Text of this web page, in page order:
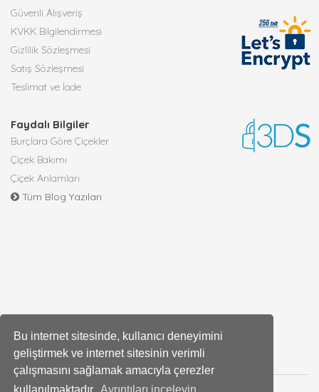
Bu internet sitesinde, kullanıcı deneyimini
geliştirmek ve internet sitesinin verimli
çalışmasını sağlamak amacıyla çerezler
Güvenli Alışveriş
KVKK Bilgilendirmesi
Gizlilik Sözleşmesi
Satış Sözleşmesi
Teslimat ve İade
Faydalı Bilgiler
Burçlara Göre Çiçekler
Çiçek Bakımı
Çiçek Anlamları
Tüm Blog Yazıları